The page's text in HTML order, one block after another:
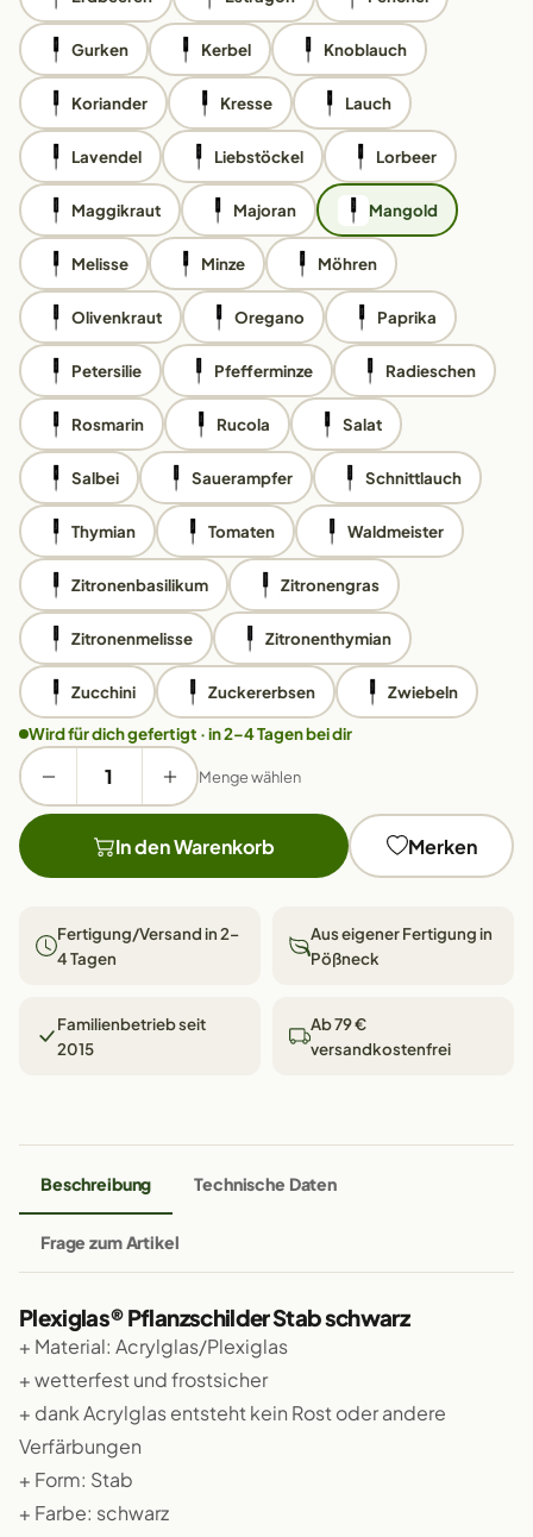
Gurken Kerbel Knoblauch
Koriander Kresse Lauch
Lavendel Liebstöckel Lorbeer
Maggikraut Majoran Mangold
Melisse Minze Möhren
Olivenkraut Oregano Paprika
Petersilie Pfefferminze Radieschen
Rosmarin Rucola Salat
Salbei Sauerampfer Schnittlauch
Thymian Tomaten Waldmeister
Zitronenbasilikum Zitronengras
Zitronenmelisse Zitronenthymian
Zucchini Zuckererbsen Zwiebeln
Wird für dich gefertigt · in 2–4 Tagen bei dir
Menge wählen
In den Warenkorb Merken
Fertigung/Versand in 2–
4 Tagen
Aus eigener Fertigung in
Pößneck
Familienbetrieb seit
2015
Ab 79 €
versandkostenfrei
Beschreibung Technische Daten
Frage zum Artikel
Plexiglas® Pflanzschilder Stab schwarz
+ Material: Acrylglas/Plexiglas
+ wetterfest und frostsicher
+ dank Acrylglas entsteht kein Rost oder andere
Verfärbungen
+ Form: Stab
+ Farbe: schwarz